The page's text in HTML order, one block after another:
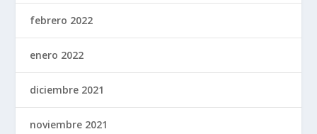
febrero 2022
enero 2022
diciembre 2021
noviembre 2021